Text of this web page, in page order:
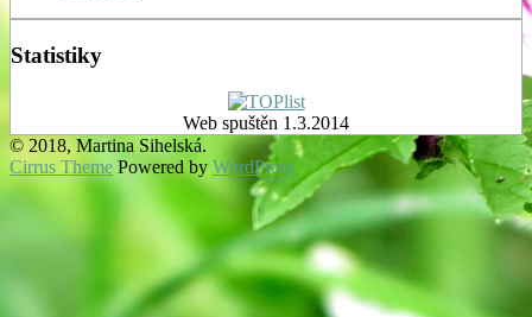
Statistiky
Web spuštěn 1.3.2014
© 2018, Martina Sihelská.
Cirrus Theme Powered by WordPress